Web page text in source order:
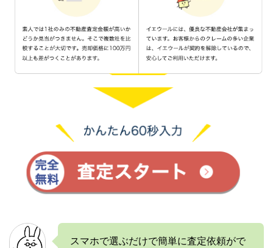
スマホで選ぶだけで簡単に査定依頼がで